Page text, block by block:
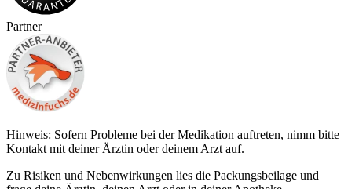
Partner
Hinweis: Sofern Probleme bei der Medikation auftreten, nimm bitte
Kontakt mit deiner Ärztin oder deinem Arzt auf.
Zu Risiken und Nebenwirkungen lies die Packungsbeilage und